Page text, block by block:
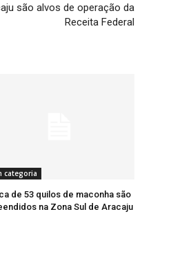
são alvos de operação da
Receita Federal
categoria
de 53 quilos de maconha são
na Zona Sul de Aracaju